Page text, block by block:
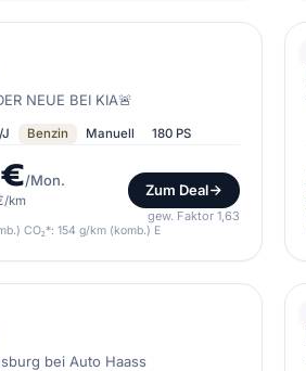
NEUE BEI KIA🚨
J Benzin Manuell 180 PS
/Mon.
km
Zum Deal
gew. Faktor 1,63
CO₂*: 154 g/km (komb.) E
bei Auto Haass